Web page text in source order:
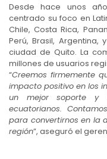
Desde hace unos
centrado su foco en
Chile, Costa Rica,
Perú, Brasil,
ciudad de Quito. La
millones de usuarios
“Creemos firmemente
impacto positivo en los
un mejor soporte y
ecuatorianos.
para convertirnos en la
región”, aseguró el